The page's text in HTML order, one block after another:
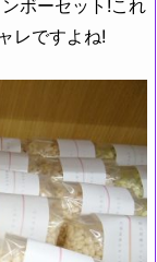
ボーセット!これ
レですよね!